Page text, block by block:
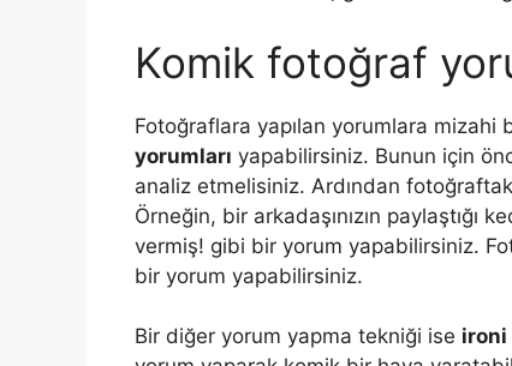
Komik fotoğraf
Fotoğraflara yapılan yorumlara mizahi
yorumları yapabilirsiniz. Bunun için
analiz etmelisiniz. Ardından
Örneğin, bir arkadaşınızın paylaştığı
vermiş! gibi bir yorum yapabilirsiniz.
bir yorum yapabilirsiniz.
Bir diğer yorum yapma tekniği ise ironi